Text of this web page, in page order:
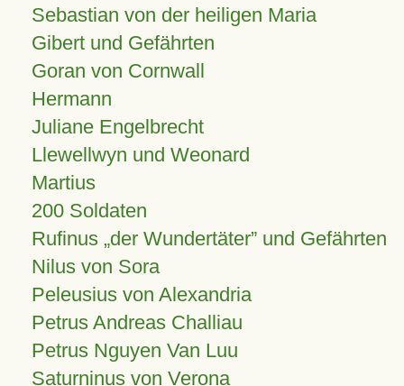
Sebastian von der heiligen Maria
Gibert und Gefährten
Goran von Cornwall
Hermann
Juliane Engelbrecht
Llewellwyn und Weonard
Martius
200 Soldaten
Rufinus „der Wundertäter” und Gefährten
Nilus von Sora
Peleusius von Alexandria
Petrus Andreas Challiau
Petrus Nguyen Van Luu
Saturninus von Verona